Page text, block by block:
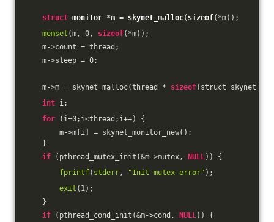
struct monitor *m = skynet_malloc( sizeof(*m));
memset (m, 0, sizeof(*m));
m->count = thread;
m->sleep = 0;
m->m = skynet_malloc(thread * sizeof(struct
int i;
for (i=0;i<thread;i++) {
m->m[i] = skynet_monitor_new();
}
if (pthread_mutex_init(&m->mutex, NULL)) {
fprintf( stderr, "Init mutex error" );
exit ( 1);
}
if (pthread_cond_init(&m->cond, NULL)) {